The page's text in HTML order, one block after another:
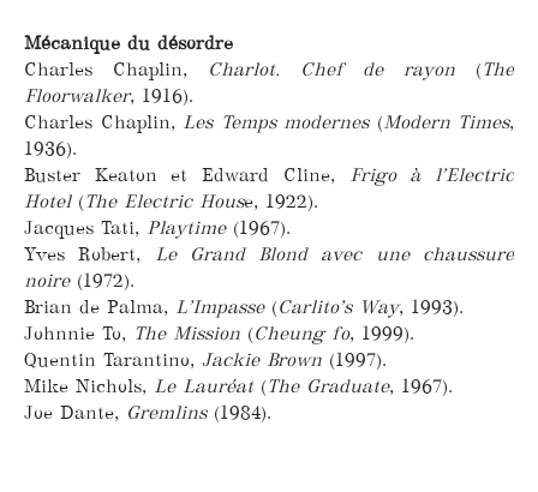
Mécanique du désordre
Charles Chaplin,
Charlot. Chef de rayon (The
Floorwalker, 1916).
Charles Chaplin, Les Temps modernes(Modern Times,
1936).
Buster Keaton et Edward Cline, Frigo à l’Electric
Hotel (The Electric House, 1922).
Jacques Tati, Playtime(1967).
Yves Robert, Le Grand Blond avec une chaussure
noire(1972).
Brian de Palma, L’Impasse(Carlito’s Way, 1993).
Johnnie To, The Mission (Cheung fo, 1999).
Quentin Tarantino, Jackie Brown (1997).
Mike Nichols, Le Lauréat(The Graduate, 1967).
Joe Dante, Gremlins(1984).